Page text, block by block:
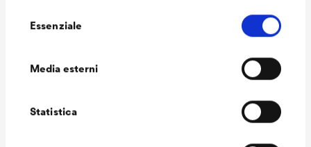
delEssenziale
Media esterni
Statistica
Tonalità
RAL 9003 Signal white / RAL
9010 Pure white / RAL 9016